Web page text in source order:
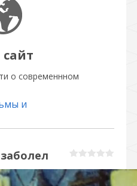
о современнном
и